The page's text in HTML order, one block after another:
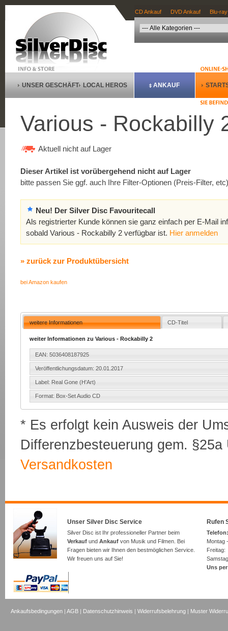
CD Ankauf DVD Ankauf Blu-
UNSER GESCHÄFT LOCAL HEROS ANKAUF
Various - Rockabilly
Aktuell nicht auf Lager
Dieser Artikel ist vorübergehend nicht auf Lager
bitte passen Sie ggf. auch Ihre Filter-Optionen (Preis-Filter,
Neu! Der Silver Disc Favouritecall
Als registrierter Kunde können sie ganz einfach per E-Mail
sobald Various - Rockabilly 2 verfügbar ist. Hier anmelden
» zurück zur Produktübersicht
bei Amazon kaufen
weitere Informationen CD-Titel
weiter Informationen zu Various - Rockabilly 2
EAN: 5036408187925
Veröffentlichungsdatum: 20.01.2017
Label: Real Gone (H'Art)
Format: Box-Set Audio CD
* Es erfolgt kein Ausweis der
Differenzbesteuerung gem.
Versandkosten
Unser Silver Disc Service
Silver Disc ist Ihr professioneller Partner beim
Verkauf und Ankauf von Musik und Filmen. Bei
Fragen bieten wir Ihnen den bestmöglichen Service.
Wir freuen uns auf Sie!
Rufen
Montag
Uns
Ankaufsbedingungen |AGB | Datenschutzhinweis |Widerrufsbelehrung | Muster